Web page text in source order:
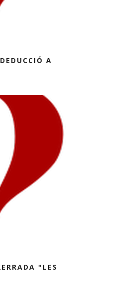
A
"LES